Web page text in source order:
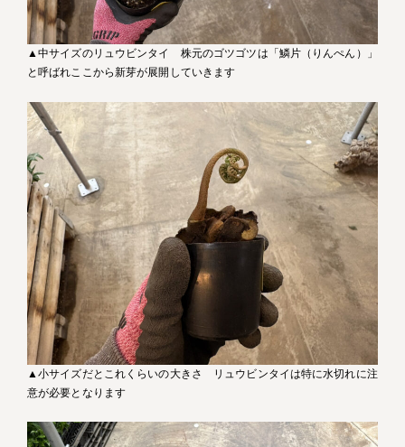
▲中サイズのリュウビンタイ 株元のゴツゴツは「鱗片（りんぺん）」
と呼ばれここから新芽が展開していきます
▲小サイズだとこれくらいの大きさ リュウビンタイは特に水切れに注
意が必要となります